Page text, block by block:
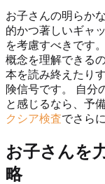
お子さんの明らか
的かつ著しいギャ
を考慮すべきです
概念を理解できる
本を読み終えたり
険信号です。 自分
と感じるなら、予
クシア検査でさら
お子さんを
略